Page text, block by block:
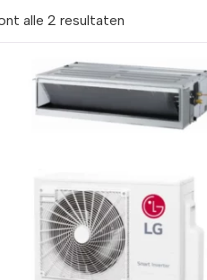
alle 2 resultaten